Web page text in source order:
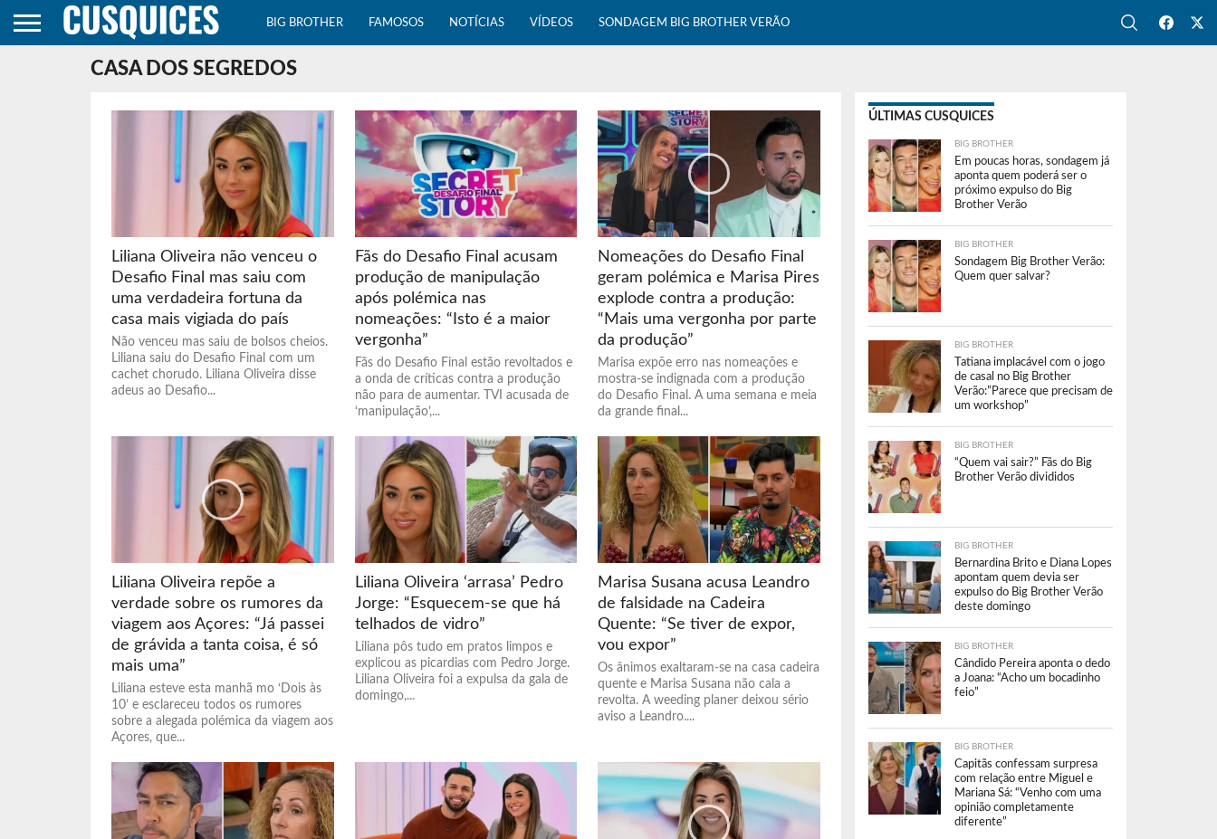
BIG BROTHER FAMOSOS NOTÍCIAS VÍDEOS SONDAGEM BIG BROTHER VERÃO
CASA DOS SEGREDOS
Liliana Oliveira não venceu o
Desafio Final mas saiu com
uma verdadeira fortuna da
casa mais vigiada do país
Não venceu mas saiu de bolsos cheios.
Liliana saiu do Desafio Final com um
cachet chorudo. Liliana Oliveira disse
adeus ao Desafio...
Fãs do Desafio Final acusam
produção de manipulação
após polémica nas
nomeações: “Isto é a maior
vergonha”
Fãs do Desafio Final estão revoltados e
a onda de críticas contra a produção
não para de aumentar. TVI acusada de
‘manipulação’,...
Nomeações do Desafio Final
geram polémica e Marisa Pires
explode contra a produção:
“Mais uma vergonha por parte
da produção”
Marisa expõe erro nas nomeações e
mostra-se indignada com a produção
do Desafio Final. A uma semana e meia
da grande final...
Liliana Oliveira repõe a
verdade sobre os rumores da
viagem aos Açores: “Já passei
de grávida a tanta coisa, é só
mais uma”
Liliana esteve esta manhã mo ‘Dois às
10’ e esclareceu todos os rumores
sobre a alegada polémica da viagem aos
Açores, que...
Liliana Oliveira ‘arrasa’ Pedro
Jorge: “Esquecem-se que há
telhados de vidro”
Liliana pôs tudo em pratos limpos e
explicou as picardias com Pedro Jorge.
Liliana Oliveira foi a expulsa da gala de
domingo,...
Marisa Susana acusa Leandro
de falsidade na Cadeira
Quente: “Se tiver de expor,
vou expor”
Os ânimos exaltaram-se na casa cadeira
quente e Marisa Susana não cala a
revolta. A weeding planer deixou sério
aviso a Leandro....
ÚLTIMAS CUSQUICES
BIG BROTHER
Em poucas horas, sondagem já
aponta quem poderá ser o
próximo expulso do Big
Brother Verão
BIG BROTHER
Sondagem Big Brother Verão:
Quem quer salvar?
BIG BROTHER
Tatiana implacável com o jogo
de casal no Big Brother
Verão:”Parece que precisam de
um workshop”
BIG BROTHER
“Quem vai sair?” Fãs do Big
Brother Verão divididos
BIG BROTHER
Bernardina Brito e Diana Lopes
apontam quem devia ser
expulso do Big Brother Verão
deste domingo
BIG BROTHER
Cândido Pereira aponta o dedo
a Joana: “Acho um bocadinho
feio”
BIG BROTHER
Capitãs confessam surpresa
com relação entre Miguel e
Mariana Sá: “Venho com uma
opinião completamente
diferente”